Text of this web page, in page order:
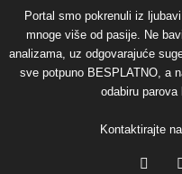
Portal smo pokrenuli iz
mnoge više od pasije. Ne
analizama, uz odgovarajuće
sve potpuno BESPLATNO, a
odabiru parova
Kontaktirajte